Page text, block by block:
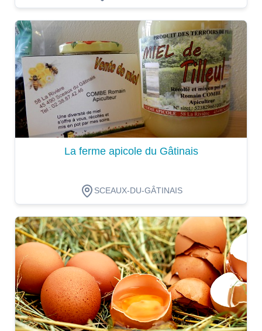
Dégustation
La ferme apicole du Gâtinais
SCEAUX-DU-GÂTINAIS
Dégustation